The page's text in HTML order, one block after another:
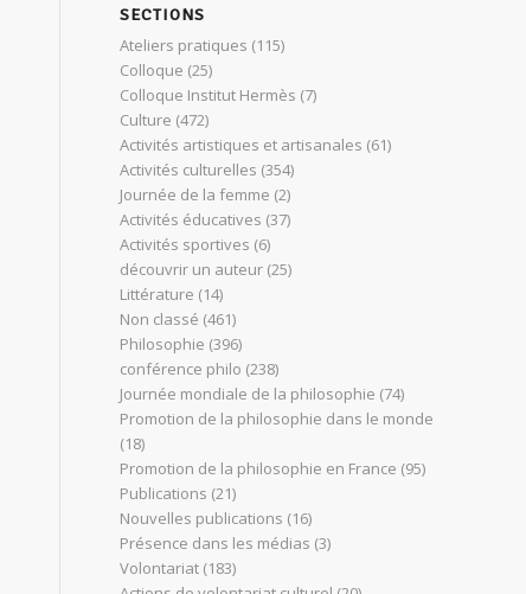
SECTIONS
Ateliers pratiques (115)
Colloque (25)
Colloque Institut Hermès (7)
Culture (472)
Activités artistiques et artisanales (61)
Activités culturelles (354)
Journée de la femme (2)
Activités éducatives (37)
Activités sportives (6)
découvrir un auteur (25)
Littérature (14)
Non classé (461)
Philosophie (396)
conférence philo (238)
Journée mondiale de la philosophie (74)
Promotion de la philosophie dans le monde
(18)
Promotion de la philosophie en France (95)
Publications (21)
Nouvelles publications (16)
Présence dans les médias (3)
Volontariat (183)